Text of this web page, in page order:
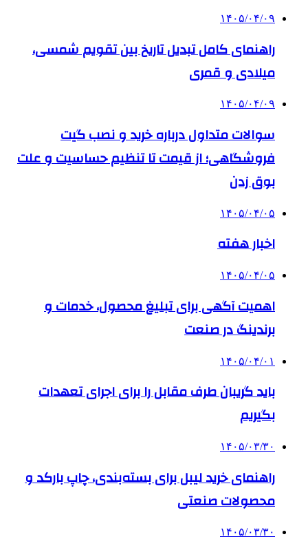
۱۴۰۵/۰۴/۰۹
راهنمای کامل تبدیل تاریخ بین تقویم شمسی،
میلادی و قمری
۱۴۰۵/۰۴/۰۹
سوالات متداول درباره خرید و نصب گیت
فروشگاهی؛ از قیمت تا تنظیم حساسیت و علت
بوق زدن
۱۴۰۵/۰۴/۰۵
اخبار هفته
۱۴۰۵/۰۴/۰۵
اهمیت آگهی برای تبلیغ محصول، خدمات و
برندینگ در صنعت
۱۴۰۵/۰۴/۰۱
باید گریبان طرف مقابل را برای اجرای تعهدات
بگیریم
۱۴۰۵/۰۳/۳۰
راهنمای خرید لیبل برای بسته‌بندی، چاپ بارکد و
محصولات صنعتی
۱۴۰۵/۰۳/۳۰